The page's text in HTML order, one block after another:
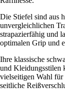
Die Stiefel sind aus
unvergleichlichen
strapazierfähig und
optimalen Grip und
Ihre klassische
und Kleidungsstilen
vielseitigen Wahl für
seitliche